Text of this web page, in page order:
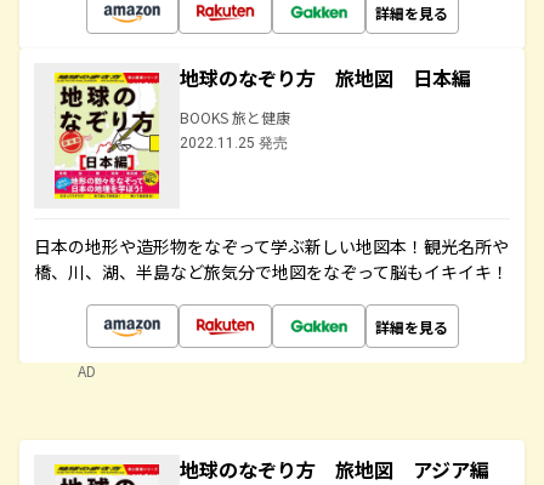
詳細を見る
地球のなぞり方 旅地図 日本編
BOOKS 旅と健康
2022.11.25 発売
日本の地形や造形物をなぞって学ぶ新しい地図本！観光名所や
橋、川、湖、半島など旅気分で地図をなぞって脳もイキイキ！
詳細を見る
AD
地球のなぞり方 旅地図 アジア編